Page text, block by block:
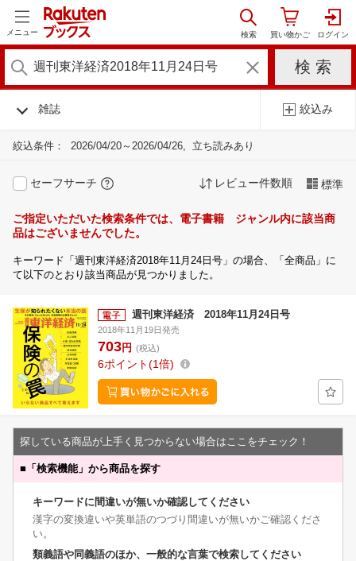
メニュー
雑誌 絞込み
絞込条件： 2026/04/20～2026/04/26 立ち読みあり
セーフサーチ レビュー件数順 標準
ご指定いただいた検索条件では、電子書籍 ジャンル内に該当商
品はございませんでした。
キーワード「週刊東洋経済2018年11月24日号」の場合、「全商品」に
て以下のとおり該当商品が見つかりました。
週刊東洋経済 2018年11月24日号
2018年11月19日発売
703円 (税込)
6ポイント 1倍
探している商品が上手く見つからない場合はここをチェック！
■ 「検索機能」から商品を探す
キーワードに間違いが無いか確認してください
漢字の変換違いや英単語のつづり間違いが無いかご確認くださ
い。
類義語や同義語のほか、一般的な言葉で検索してください